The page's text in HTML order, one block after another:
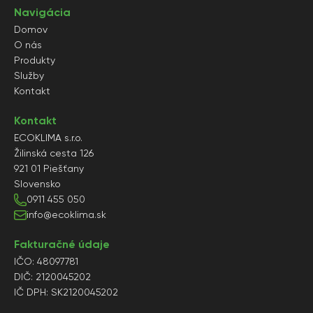
Navigácia
Domov
O nás
Produkty
Služby
Kontakt
Kontakt
ECOKLIMA s.r.o.
Žilinská cesta 126
921 01 Piešťany
Slovensko
0911 455 050
info@ecoklima.sk
Fakturačné údaje
IČO: 48097781
DIČ: 2120045202
IČ DPH: SK2120045202